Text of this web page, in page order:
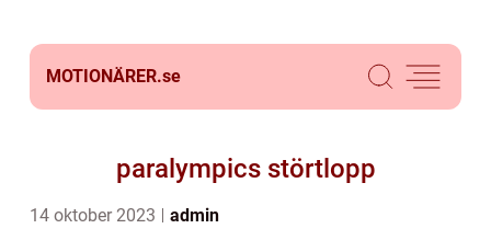
MOTIONÄRER.se
paralympics störtlopp
14 oktober 2023 admin